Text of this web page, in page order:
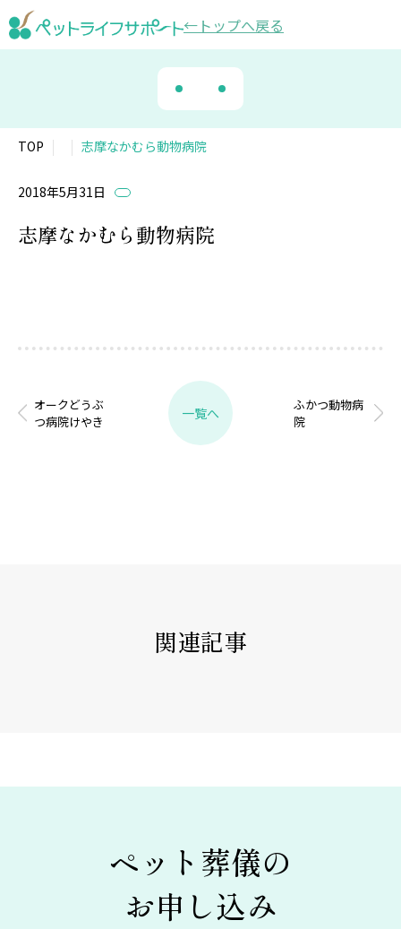
トップへ戻る
TOP 志摩なかむら動物病院
2018年5月31日
志摩なかむら動物病院
オークどうぶ
つ病院けやき
一覧へ
ふかつ動物病
院
関連記事
ペット葬儀の
お申し込み